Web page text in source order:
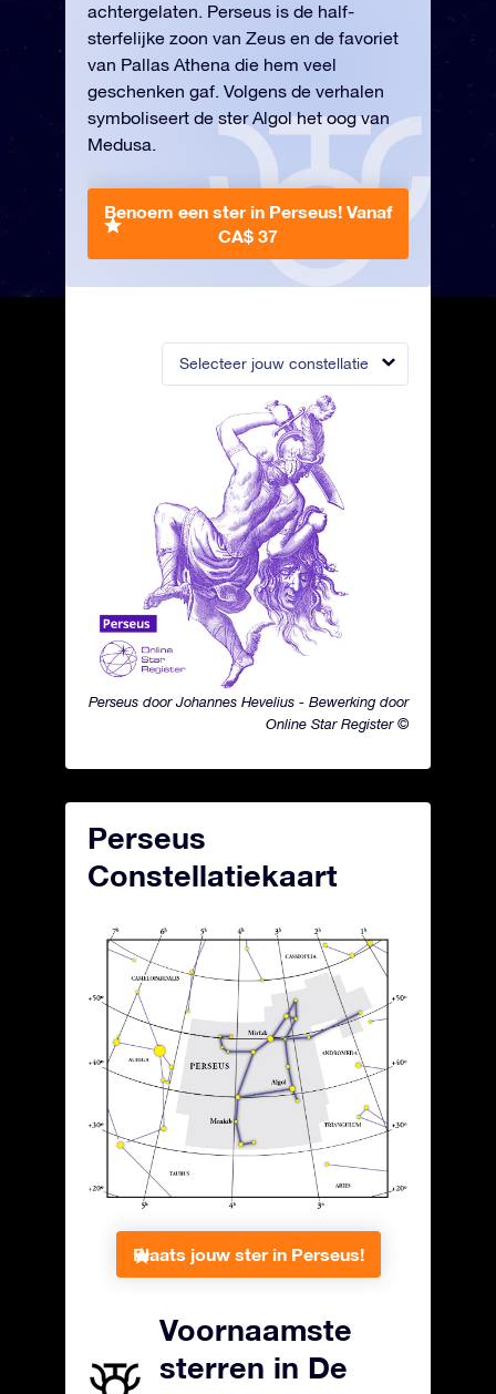
Selecteer jouw constellatie
Perseus door Johannes Hevelius - Bewerking door
Online Star Register ©
achtergelaten. Perseus is de half-
sterfelijke zoon van Zeus en de favoriet
van Pallas Athena die hem veel
geschenken gaf. Volgens de verhalen
symboliseert de ster Algol het oog van
Medusa.
Benoem een ster in Perseus! Vanaf
CA$ 37
Perseus
Constellatiekaart
Plaats jouw ster in Perseus!
Voornaamste
sterren in De